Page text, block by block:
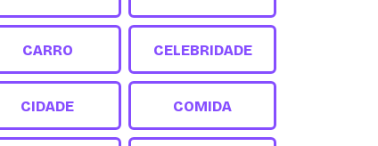
CARRO CELEBRIDADE
CIDADE COMIDA